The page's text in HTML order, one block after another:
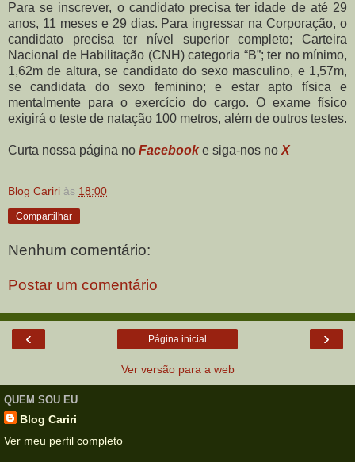
Para se inscrever, o candidato precisa ter idade de até 29
anos, 11 meses e 29 dias. Para ingressar na Corporação, o
candidato precisa ter nível superior completo; Carteira
Nacional de Habilitação (CNH) categoria “B”; ter no mínimo,
1,62m de altura, se candidato do sexo masculino, e 1,57m,
se candidata do sexo feminino; e estar apto física e
mentalmente para o exercício do cargo. O exame físico
exigirá o teste de natação 100 metros, além de outros testes.
Curta nossa página no Facebooke siga-nos no X
Blog Cariri às 18:00
Compartilhar
Nenhum comentário:
Postar um comentário
‹ ›
Página inicial
Ver versão para a web
QUEM SOU EU
Blog Cariri
Ver meu perfil completo